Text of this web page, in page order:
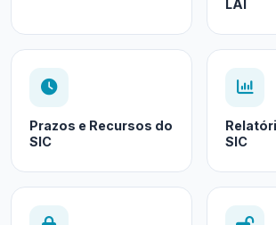
LAI
Prazos e Recursos do
SIC
SIC